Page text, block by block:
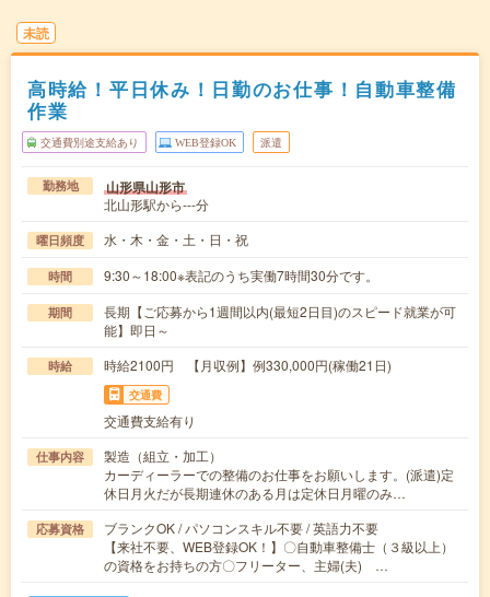
未読
高時給！平日休み！日勤のお仕事！自動車整備
作業
交通費別途支給あり WEB登録OK 派遣
勤務地 山形県山形市
北山形駅から---分
曜日頻度 水・木・金・土・日・祝
時間 9:30～18:00※表記のうち実働7時間30分です。
期間
長期【ご応募から1週間以内(最短2日目)のスピード就業が可
能】即日～
時給 時給2100円 【月収例】例330,000円(稼働21日)
交通費
交通費支給有り
仕事内容
製造（組立・加工）
カーディーラーでの整備のお仕事をお願いします。(派遣)定
休日月火だが長期連休のある月は定休日月曜のみ…
応募資格
ブランクOK / パソコンスキル不要 / 英語力不要
【来社不要、WEB登録OK！】〇自動車整備士（３級以上）
の資格をお持ちの方〇フリーター、主婦(夫) …